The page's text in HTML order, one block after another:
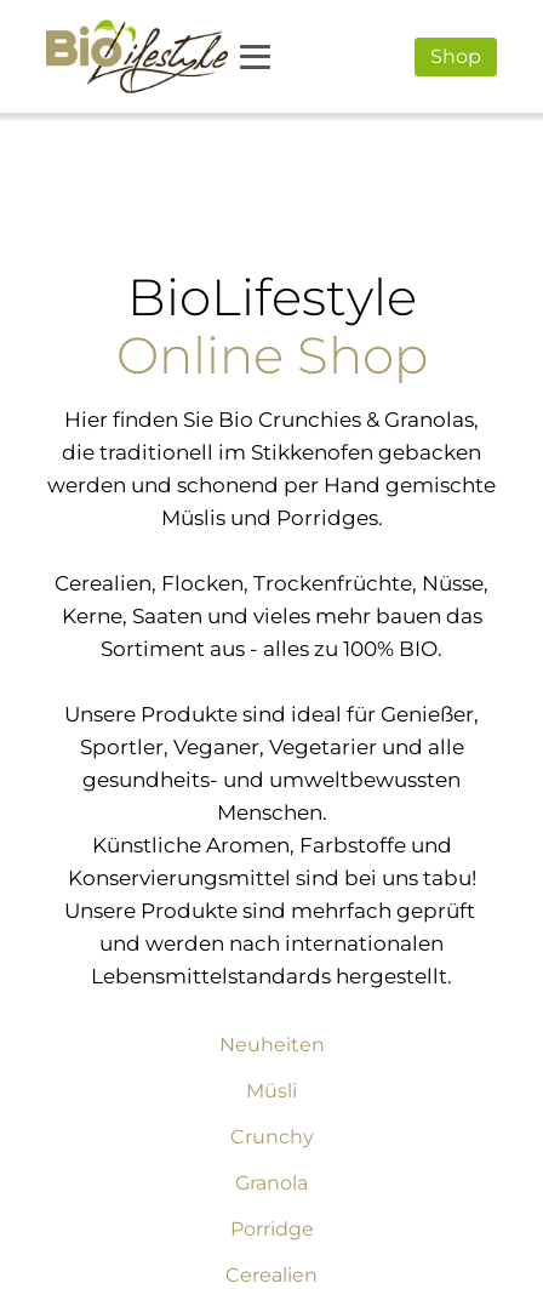
Shop
BioLifestyle
Online Shop
Hier finden Sie Bio Crunchies & Granolas,
die traditionell im Stikkenofen gebacken
werden und schonend per Hand gemischte
Müslis und Porridges.
Cerealien, Flocken, Trockenfrüchte, Nüsse,
Kerne, Saaten und vieles mehr bauen das
Sortiment aus - alles zu 100% BIO.
Unsere Produkte sind ideal für Genießer,
Sportler, Veganer, Vegetarier und alle
gesundheits- und umweltbewussten
Menschen.
Künstliche Aromen, Farbstoffe und
Konservierungsmittel sind bei uns tabu!
Unsere Produkte sind mehrfach geprüft
und werden nach internationalen
Lebensmittelstandards hergestellt.
Neuheiten
Müsli
Crunchy
Granola
Porridge
Cerealien